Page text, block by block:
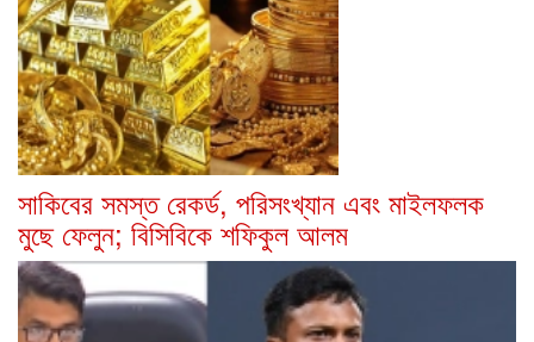
সাকিবের সমস্ত রেকর্ড, পরিসংখ্যান এবং মাইলফলক
মুছে ফেলুন; বিসিবিকে শফিকুল আলম